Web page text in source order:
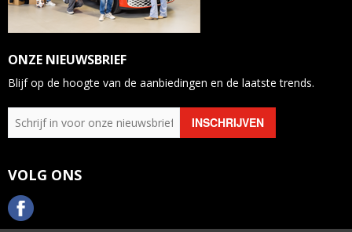
ONZE NIEUWSBRIEF
Blijf op de hoogte van de aanbiedingen en de laatste trends.
VOLG ONS